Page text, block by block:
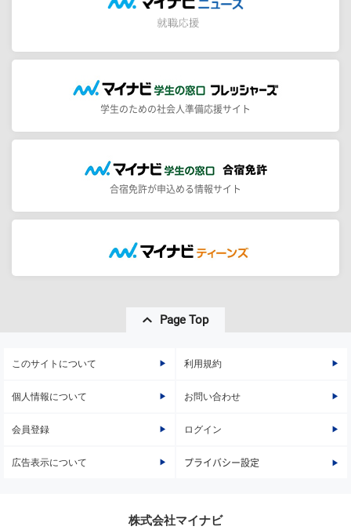
学生のための社会人準備応援サイト
合宿免許が申込める情報サイト
Page Top
このサイトについて 利用規約
個人情報について お問い合わせ
会員登録 ログイン
広告表示について プライバシー設定
株式会社マイナビ